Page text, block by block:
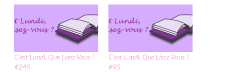
C’est Lundi, Que Lisez-Vous ?
#245
C’est Lundi, Que Lisez-Vous ?
#95